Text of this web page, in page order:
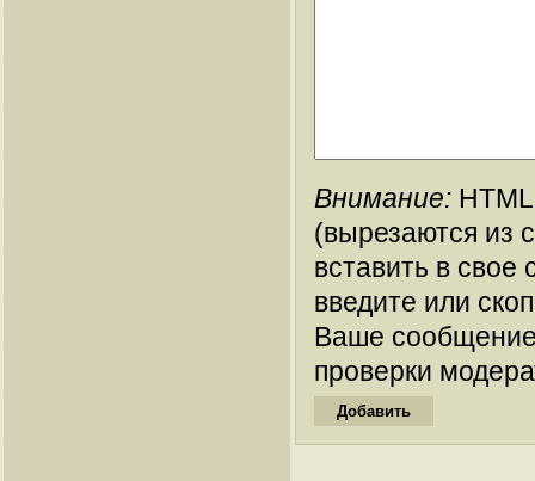
Внимание:
(вырезаются из
вставить в
введите или
Ваше
проверки